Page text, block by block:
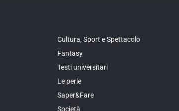
Cultura, Sport e Spettacolo
Fantasy
Testi universitari
Le perle
Saper&Fare
Società